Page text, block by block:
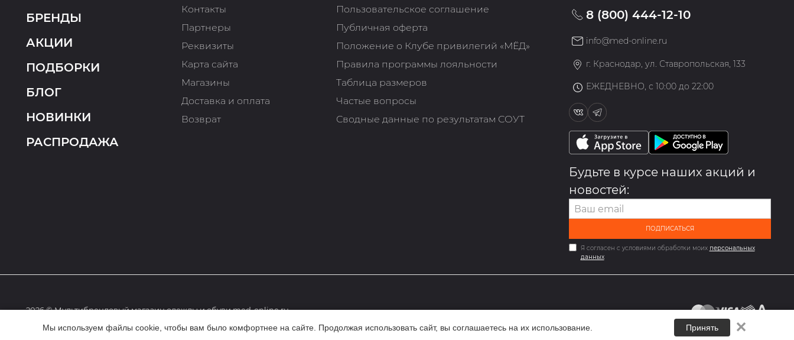
Мы используем файлы cookie, чтобы вам было комфортнее на сайте. Продолжая использовать сайт, вы соглашаетесь на их использование. Принять ✕
БРЕНДЫ
АКЦИИ
ПОДБОРКИ
БЛОГ
НОВИНКИ
РАСПРОДАЖА
Контакты
Партнеры
Реквизиты
Карта сайта
Магазины
Доставка и оплата
Возврат
Пользовательское соглашение
Публичная оферта
Положение о Клубе привилегий «МЁД»
Правила программы лояльности
Таблица размеров
Частые вопросы
Сводные данные по результатам СОУТ
8 (800) 444-12-10
info@med-online.ru
г. Краснодар, ул. Ставропольская, 133
ЕЖЕДНЕВНО, с 10:00 до 22:00
Будьте в курсе наших акций и
новостей:
ПОДПИСАТЬСЯ
Я согласен с условиями обработки моих персональных
данных
2026 © Мультибрендовый магазин одежды и обуви med-online.ru